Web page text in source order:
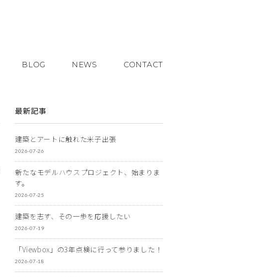
BLOG NEWS CONTACT
最新記事
建築とアートに触れた米子出張
2026-07-26
新たなモデルハウスプロジェクト、始まりま
す。
2026-07-25
建築を志す、その一歩を応援したい
2026-07-19
「Viewbox」の3年点検に行って参りました！
2026-07-18